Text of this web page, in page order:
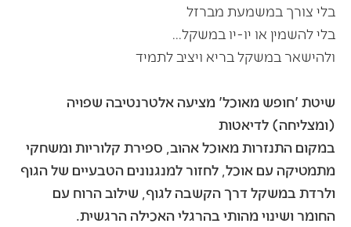
בלי צורך במשמעת מברזל
בלי להשמין או יו-יו במשקל…
ולהישאר במשקל בריא ויציב לתמיד
שיטת 'חופש מאוכל' מציעה אלטרנטיבה שפויה
(ומצליחה) לדיאטות
במקום התנזרות מאוכל אהוב, ספירת קלוריות ומשחקי
מתמטיקה עם אוכל, לחזור למנגנונים הטבעיים של הגוף
ולרדת במשקל דרך הקשבה לגוף, שילוב הרוח עם
החומר ושינוי מהותי בהרגלי האכילה הרגשית.